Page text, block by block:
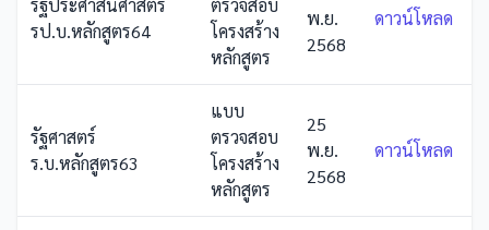
รัฐประศาสนศาสตร์
รป.บ.หลักสูตร64
ตรวจสอบ
โครงสร้าง
หลักสูตร
พ.ย.
2568
ดาวน์โหลด
รัฐศาสตร์
ร.บ.หลักสูตร63
แบบ
ตรวจสอบ
โครงสร้าง
หลักสูตร
25
พ.ย.
2568
ดาวน์โหลด